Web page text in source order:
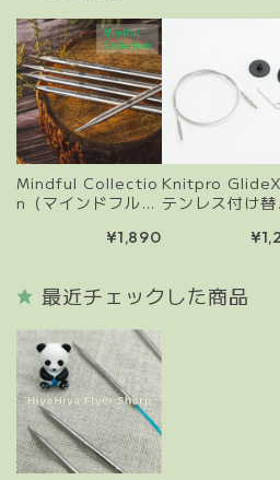
Mindful Collectio
n（マインドフルコ
針 15cm（5本組）
¥1,890
Knitpro
テンレス付け替
(56cm/80cm
最近チェックした商品